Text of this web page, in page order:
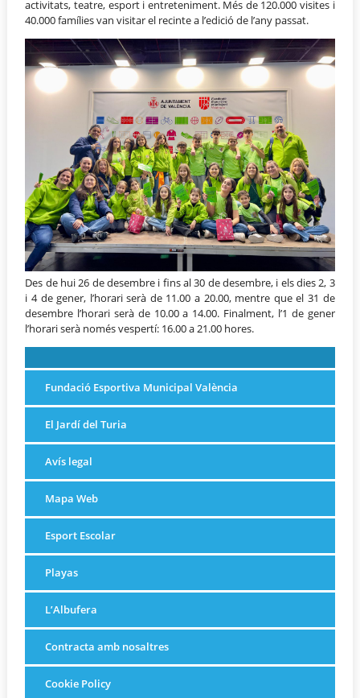
activitats, teatre, esport i entreteniment. Més de 120.000 visites i
40.000 famílies van visitar el recinte a l’edició de l’any passat.
Des de hui 26 de desembre i fins al 30 de desembre, i els dies 2, 3
i 4 de gener, l’horari serà de 11.00 a 20.00, mentre que el 31 de
desembre l’horari serà de 10.00 a 14.00. Finalment, l’1 de gener
l’horari serà només vespertí: 16.00 a 21.00 hores.
Fundació Esportiva Municipal València
El Jardí del Turia
Avís legal
Mapa Web
Esport Escolar
Playas
L’Albufera
Contracta amb nosaltres
Cookie Policy